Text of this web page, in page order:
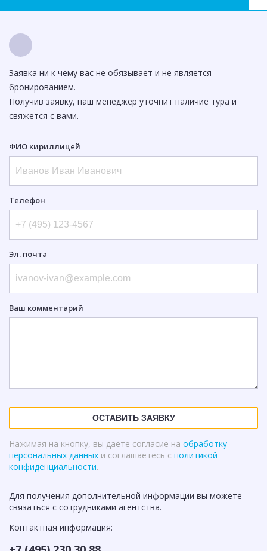
Заявка ни к чему вас не обязывает и не является
бронированием.
Получив заявку, наш менеджер уточнит наличие тура и
свяжется с вами.
ФИО кириллицей
Телефон
Эл. почта
Ваш комментарий
ОСТАВИТЬ ЗАЯВКУ
Нажимая на кнопку, вы даёте согласие на обработку
персональных данных и соглашаетесь с политикой
конфиденциальности.
Для получения дополнительной информации вы можете
связаться с сотрудниками агентства.
Контактная информация: